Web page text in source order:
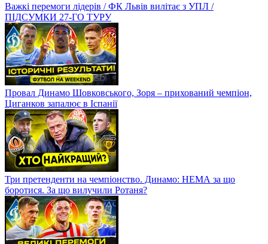
Важкі перемоги лідерів / ФК Львів вилітає з УПЛ /
ПІДСУМКИ 27-ГО ТУРУ
Провал Динамо Шовковського, Зоря – прихований чемпіон,
Циганков запалює в Іспанії
Три претенденти на чемпіонство. Динамо: НЕМА за що
боротися. За що вилучили Ротаня?